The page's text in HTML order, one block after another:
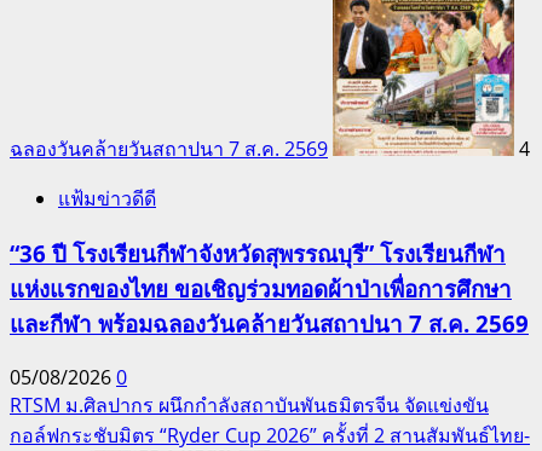
ฉลองวันคล้ายวันสถาปนา 7 ส.ค. 2569
4
แฟ้มข่าวดีดี
“36 ปี โรงเรียนกีฬาจังหวัดสุพรรณบุรี” โรงเรียนกีฬา
แห่งแรกของไทย ขอเชิญร่วมทอดผ้าป่าเพื่อการศึกษา
และกีฬา พร้อมฉลองวันคล้ายวันสถาปนา 7 ส.ค. 2569
05/08/20260
RTSM ม.ศิลปากร ผนึกกำลังสถาบันพันธมิตรจีน จัดแข่งขัน
กอล์ฟกระชับมิตร “Ryder Cup 2026” ครั้งที่ 2 สานสัมพันธ์ไทย-